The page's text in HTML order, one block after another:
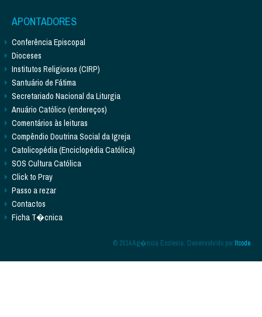
APONTADORES
Conferência Episcopal
Dioceses
Institutos Religiosos (CIRP)
Santuário de Fátima
Secretariado Nacional da Liturgia
Anuário Católico (endereços)
Comentários às leituras
Compêndio Doutrina Social da Igreja
Catolicopédia (Enciclopédia Católica)
SOS Cultura Católica
Click to Pray
Passo a rezar
Contactos
Ficha T�cnica
© 2014 Ag�ncia Ecclesia. Desenvolvido porItcode